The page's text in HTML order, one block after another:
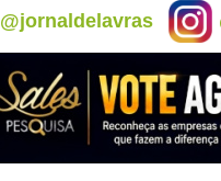
@jornaldelavras